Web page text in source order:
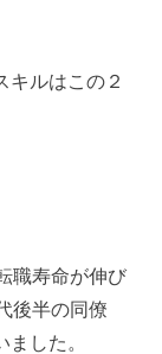
キルはこの２
職寿命が伸び
後半の同僚
した。